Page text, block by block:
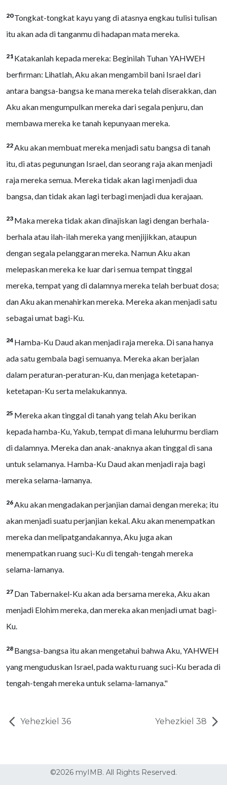
20Tongkat-tongkat kayu yang di atasnya engkau tulisi tulisan
itu akan ada di tanganmu di hadapan mata mereka.
21 Katakanlah kepada mereka: Beginilah Tuhan YAHWEH
berfirman: Lihatlah, Aku akan mengambil bani Israel dari
antara bangsa-bangsa ke mana mereka telah diserakkan, dan
Aku akan mengumpulkan mereka dari segala penjuru, dan
membawa mereka ke tanah kepunyaan mereka.
22Aku akan membuat mereka menjadi satu bangsa di tanah
itu, di atas pegunungan Israel, dan seorang raja akan menjadi
raja mereka semua. Mereka tidak akan lagi menjadi dua
bangsa, dan tidak akan lagi terbagi menjadi dua kerajaan.
23 Maka mereka tidak akan dinajiskan lagi dengan berhala-
berhala atau ilah-ilah mereka yang menjijikkan, ataupun
dengan segala pelanggaran mereka. Namun Aku akan
melepaskan mereka ke luar dari semua tempat tinggal
mereka, tempat yang di dalamnya mereka telah berbuat dosa;
dan Aku akan menahirkan mereka. Mereka akan menjadi satu
sebagai umat bagi-Ku.
24 Hamba-Ku Daud akan menjadi raja mereka. Di sana hanya
ada satu gembala bagi semuanya. Mereka akan berjalan
dalam peraturan-peraturan-Ku, dan menjaga ketetapan-
ketetapan-Ku serta melakukannya.
25 Mereka akan tinggal di tanah yang telah Aku berikan
kepada hamba-Ku, Yakub, tempat di mana leluhurmu berdiam
di dalamnya. Mereka dan anak-anaknya akan tinggal di sana
untuk selamanya. Hamba-Ku Daud akan menjadi raja bagi
mereka selama-lamanya.
26Aku akan mengadakan perjanjian damai dengan mereka; itu
akan menjadi suatu perjanjian kekal. Aku akan menempatkan
mereka dan melipatgandakannya, Aku juga akan
menempatkan ruang suci-Ku di tengah-tengah mereka
selama-lamanya.
27 Dan Tabernakel-Ku akan ada bersama mereka, Aku akan
menjadi Elohim mereka, dan mereka akan menjadi umat bagi-
Ku.
28 Bangsa-bangsa itu akan mengetahui bahwa Aku, YAHWEH
yang menguduskan Israel, pada waktu ruang suci-Ku berada di
tengah-tengah mereka untuk selama-lamanya."
Yehezkiel 36 Yehezkiel 38
©2026 myIMB. All Rights Reserved.